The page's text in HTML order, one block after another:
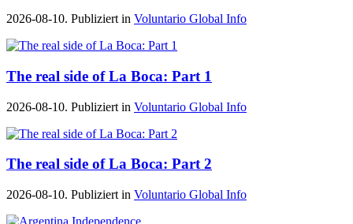
2026-08-10. Publiziert in Voluntario Global Info
The real side of La Boca: Part 1
2026-08-10. Publiziert in Voluntario Global Info
The real side of La Boca: Part 2
2026-08-10. Publiziert in Voluntario Global Info